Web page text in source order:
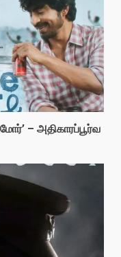
– அதிகாரப்பூர்வ